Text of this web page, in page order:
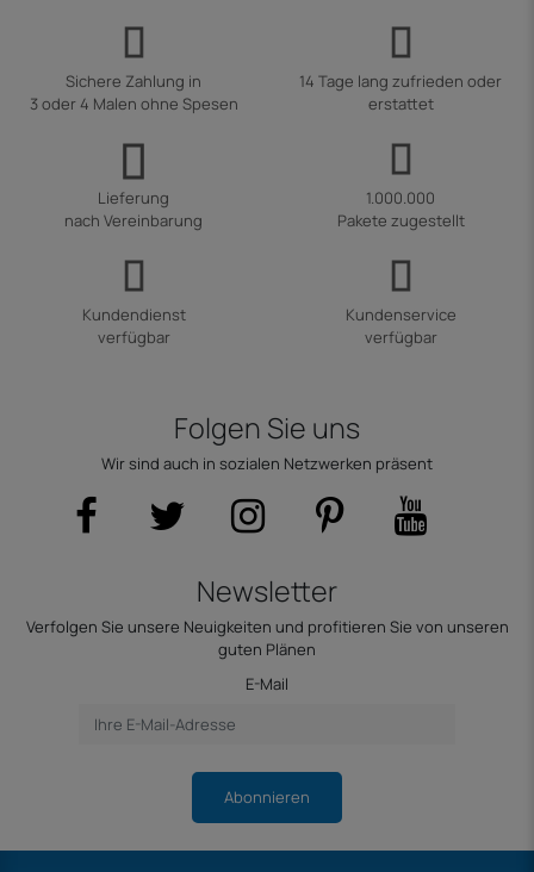
Sichere Zahlung in
3 oder 4 Malen ohne Spesen
14 Tage lang zufrieden oder
erstattet
Lieferung
nach Vereinbarung
1.000.000
Pakete zugestellt
Kundendienst
verfügbar
Kundenservice
verfügbar
Folgen Sie uns
Wir sind auch in sozialen Netzwerken präsent
Newsletter
Verfolgen Sie unsere Neuigkeiten und profitieren Sie von unseren
guten Plänen
E-Mail
Abonnieren